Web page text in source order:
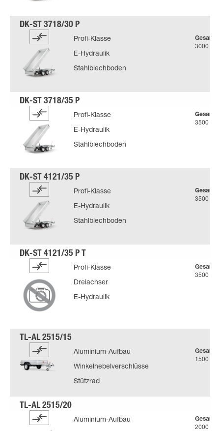
Profi-Klasse
E-Hydraulik
Stahlblechboden
3000 kg
Profi-Klasse
E-Hydraulik
Stahlblechboden
3500 kg
Profi-Klasse
E-Hydraulik
Stahlblechboden
3500 kg
Profi-Klasse
Dreiachser
E-Hydraulik
3500 kg
Aluminium-Aufbau
Winkelhebelverschlüsse
Stützrad
1500 kg
Aluminium-Aufbau
2000 kg